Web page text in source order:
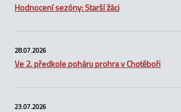
Hodnocení sezóny: Starší žáci
28.07.2026
Ve 2. předkole poháru prohra v Chotěboři
23.07.2026